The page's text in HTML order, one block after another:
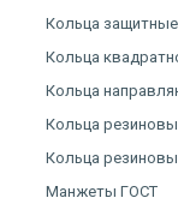
Кольца
Кольца
Кольца
Кольца
Кольца
Манжеты ГОСТ